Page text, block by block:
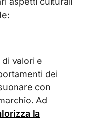
valori e
dei
con
Ad
la